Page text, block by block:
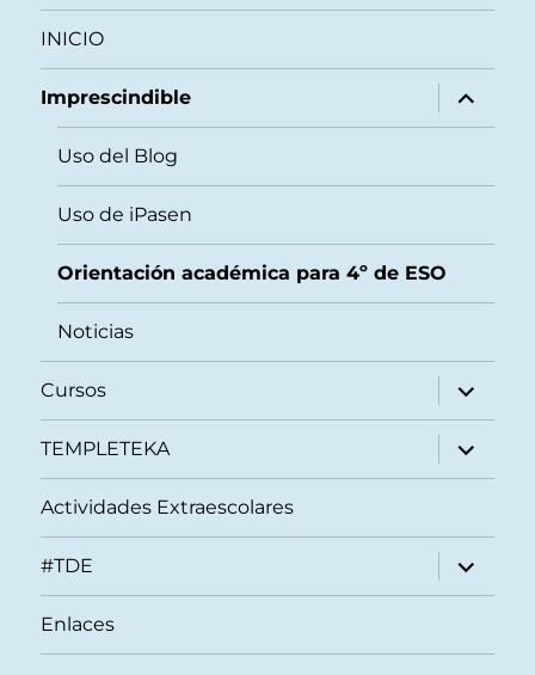
INICIO
Imprescindible
expande
el
menú
Uso del Blog
Uso de iPasen
Orientación académica para 4º de ESO
Noticias
Cursos
expande
el
menú
inferior
TEMPLETEKA
expande
el
menú
Actividades Extraescolares
#TDE
expande
el
menú
Enlaces